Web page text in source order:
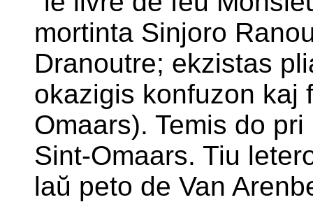
mortinta Sinjoro
Dranoutre; ekzistas
okazigis konfuzon kaj
Omaars). Temis do
Sint-Omaars. Tiu
laŭ peto de Van